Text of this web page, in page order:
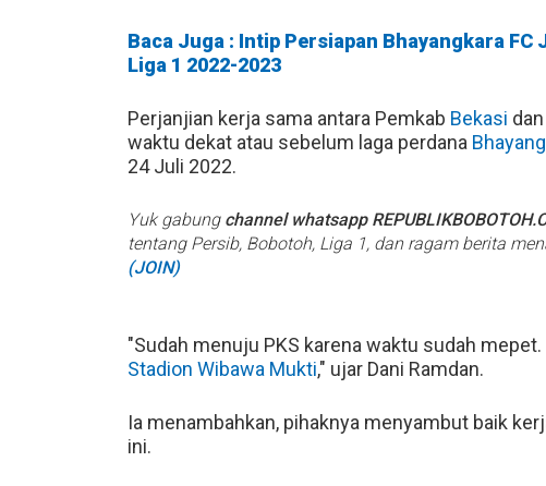
Baca Juga : Intip Persiapan Bhayangkara
Liga 1 2022-2023
Perjanjian kerja sama antara Pemkab Bekasi dan
waktu dekat atau sebelum laga perdana
24 Juli 2022.
Yuk gabung channel whatsapp
tentang Persib, Bobotoh, Liga 1, dan ragam berita
(JOIN)
"Sudah menuju PKS karena waktu sudah
Stadion Wibawa Mukti," ujar Dani Ramdan.
Ia menambahkan, pihaknya menyambut baik
ini.